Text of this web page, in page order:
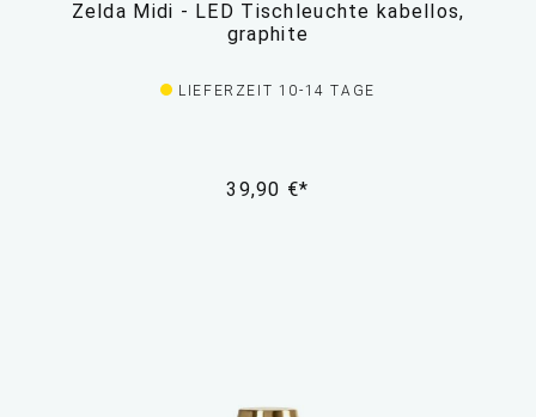
Zelda Midi - LED Tischleuchte kabellos,
graphite
LIEFERZEIT 10-14 TAGE
39,90 €*